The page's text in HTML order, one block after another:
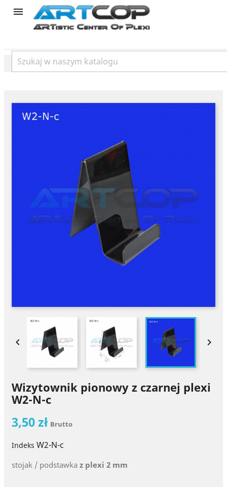
product

 
Wizytownik pionowy z czarnej plexi
W2-N-c
3,50 zł Brutto
Indeks W2-N-c
stojak / podstawka z plexi 2 mm